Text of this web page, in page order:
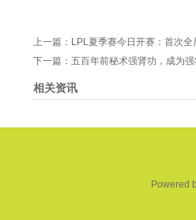
上一篇： LPL夏季赛今日开赛：首次
下一篇： 五百年前秘术强肾功，成为强
相关资讯
Powered